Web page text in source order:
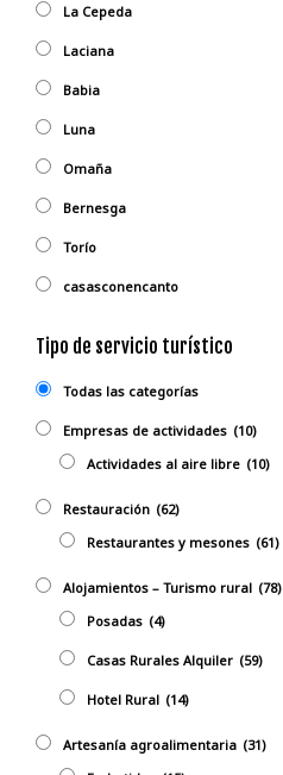
La Cepeda
Laciana
Babia
Luna
Omaña
Bernesga
Torío
casasconencanto
Tipo de servicio turístico
Todas las categorías
Empresas de actividades (10)
Actividades al aire libre (10)
Restauración (62)
Restaurantes y mesones (61)
Alojamientos – Turismo rural (78)
Posadas (4)
Casas Rurales Alquiler (59)
Hotel Rural (14)
Artesanía agroalimentaria (31)